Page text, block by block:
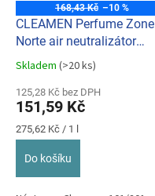
168,43 Kč –10 %
CLEAMEN Perfume Zone
Norte air neutralizátor
zápachu, osvěžovač
101/201 550 ml
Průměrné
produktu
je
4,9
z
Skladem (>20 ks)
125,28 Kč bez DPH
151,59 Kč
Měrná
cena:
275,62 Kč / 1 l
Do košíku